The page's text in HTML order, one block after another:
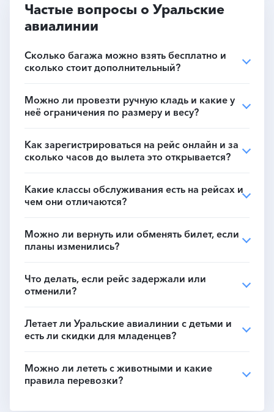
Частые вопросы о Уральские
авиалинии
Сколько багажа можно взять бесплатно и
сколько стоит дополнительный?
Можно ли провезти ручную кладь и какие у
неё ограничения по размеру и весу?
Как зарегистрироваться на рейс онлайн и за
сколько часов до вылета это открывается?
Какие классы обслуживания есть на рейсах и
чем они отличаются?
Можно ли вернуть или обменять билет, если
планы изменились?
Что делать, если рейс задержали или
отменили?
Летает ли Уральские авиалинии с детьми и
есть ли скидки для младенцев?
Можно ли лететь с животными и какие
правила перевозки?